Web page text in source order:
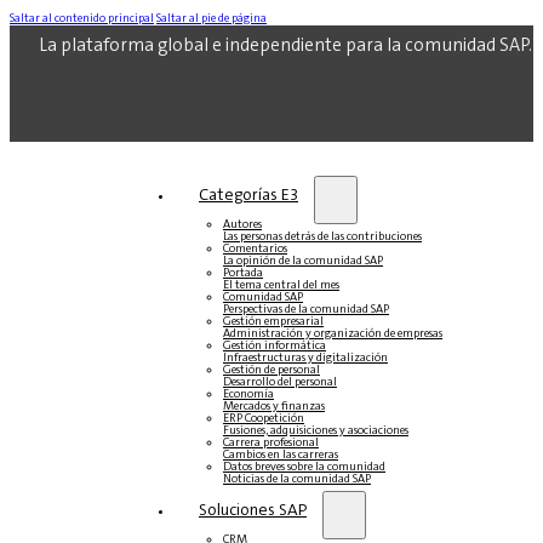
Saltar al contenido principal Saltar al pie de página
La plataforma global e independiente para la comunidad SAP.
Categorías E3
Autores
Las personas detrás de las contribuciones
Comentarios
La opinión de la comunidad SAP
Portada
El tema central del mes
Comunidad SAP
Perspectivas de la comunidad SAP
Gestión empresarial
Administración y organización de empresas
Gestión informática
Infraestructuras y digitalización
Gestión de personal
Desarrollo del personal
Economía
Mercados y finanzas
ERP Coopetición
Fusiones, adquisiciones y asociaciones
Carrera profesional
Cambios en las carreras
Datos breves sobre la comunidad
Noticias de la comunidad SAP
Soluciones‎‎ SAP
CRM